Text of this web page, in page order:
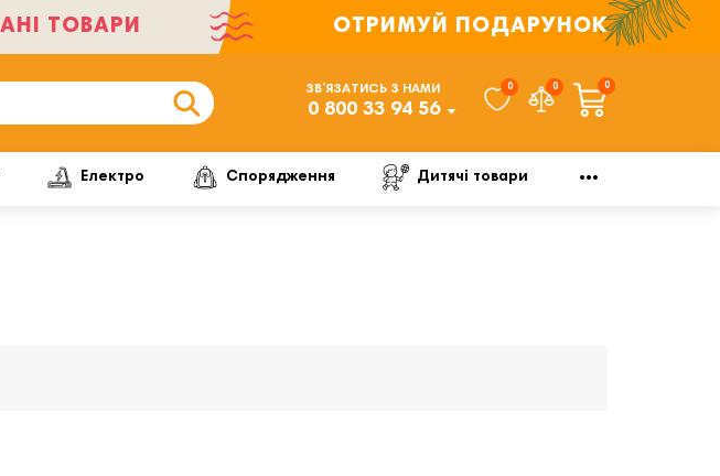
ТОВАРИ ОТРИМУЙ ПОДАРУНОК
ЗВ’ЯЗАТИСЬ З НАМИ
0 800 33 94 56
0 0 0
Електро Спорядження Дитячі товари